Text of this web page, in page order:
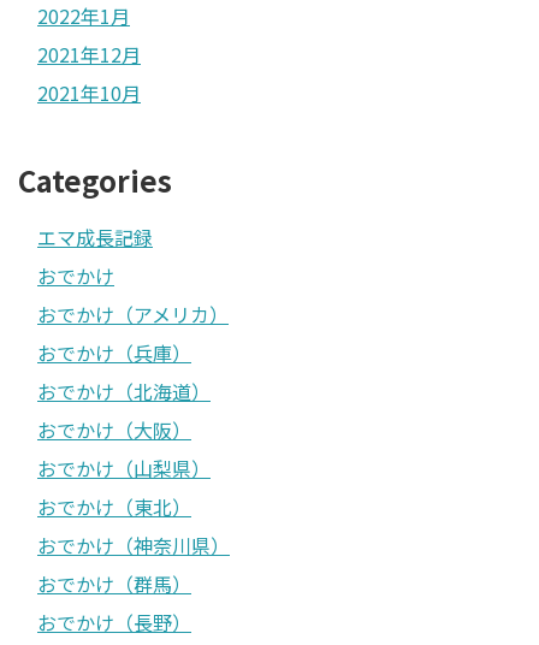
2022年1月
2021年12月
2021年10月
Categories
エマ成長記録
おでかけ
おでかけ（アメリカ）
おでかけ（兵庫）
おでかけ（北海道）
おでかけ（大阪）
おでかけ（山梨県）
おでかけ（東北）
おでかけ（神奈川県）
おでかけ（群馬）
おでかけ（長野）